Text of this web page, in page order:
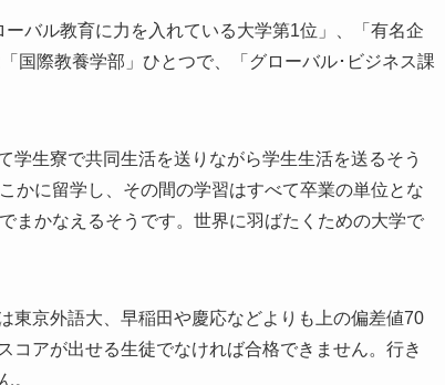
バル教育に力を入れている大学第1位」、「有名企
国際教養学部」ひとつで、「グローバル･ビジネス課
学生寮で共同生活を送りながら学生生活を送るそう
かに留学し、その間の学習はすべて卒業の単位とな
まかなえるそうです。世界に羽ばたくための大学で
東京外語大、早稲田や慶応などよりも上の偏差値70
アが出せる生徒でなければ合格できません。行き
。